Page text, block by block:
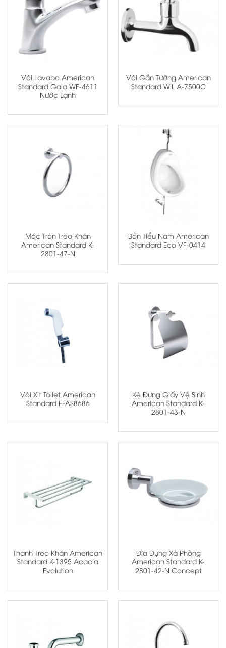
Vòi Lavabo American
Standard Gala WF-4611
Nước Lạnh
Vòi Gắn Tường American
Standard WIL A-7500C
Móc Tròn Treo Khăn
American Standard K-
2801-47-N
Bồn Tiểu Nam American
Standard Eco VF-0414
Vòi Xịt Toilet American
Standard FFAS8686
Kệ Đựng Giấy Vệ Sinh
American Standard K-
2801-43-N
Thanh Treo Khăn American
Standard K-1395 Acacia
Evolution
Đĩa Đựng Xà Phòng
American Standard K-
2801-42-N Concept